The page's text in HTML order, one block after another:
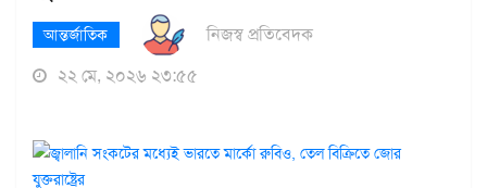
আন্তর্জাতিক
নিজস্ব প্রতিবেদক
২২ মে, ২০২৬ ২৩:৫৫